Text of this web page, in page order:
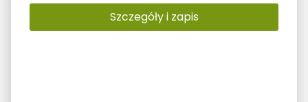
Szczegóły i zapis